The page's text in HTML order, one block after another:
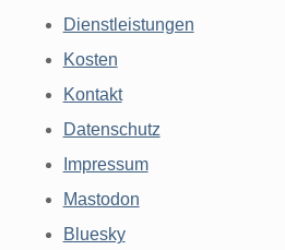
Dienstleistungen
Kosten
Kontakt
Datenschutz
Impressum
Mastodon
Bluesky